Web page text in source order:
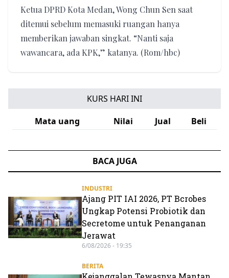
Ketua DPRD Kota Medan, Wong Chun Sen saat
ditemui sebelum memasuki ruangan hanya
memberikan jawaban singkat. “Nanti saja
wawancara, ada KPK,” katanya. (Rom/hbc)
KURS HARI INI
Mata uang
Nilai Jual Beli
BACA JUGA
INDUSTRI
Ajang PIT IAI 2026, PT Bcrobes
Ungkap Potensi Probiotik dan
Secretome untuk Penanganan
Jerawat
6/08/2026 - 19:35
BERITA